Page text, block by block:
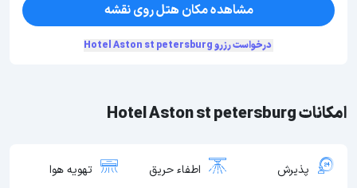
امکانات Hotel Aston st petersburg
پذیرش اطفاء حریق تهویه هوا
مشاهده مکان هتل روی نقشه
درخواست رزرو Hotel Aston st petersburg